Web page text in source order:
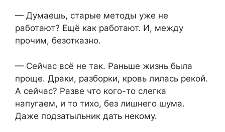
— Думаешь, старые методы уже не
работают? Ещё как работают. И, между
прочим, безотказно.
— Сейчас всё не так. Раньше жизнь была
проще. Драки, разборки, кровь лилась рекой.
А сейчас? Разве что кого-то слегка
напугаем, и то тихо, без лишнего шума.
Даже подзатыльник дать некому.